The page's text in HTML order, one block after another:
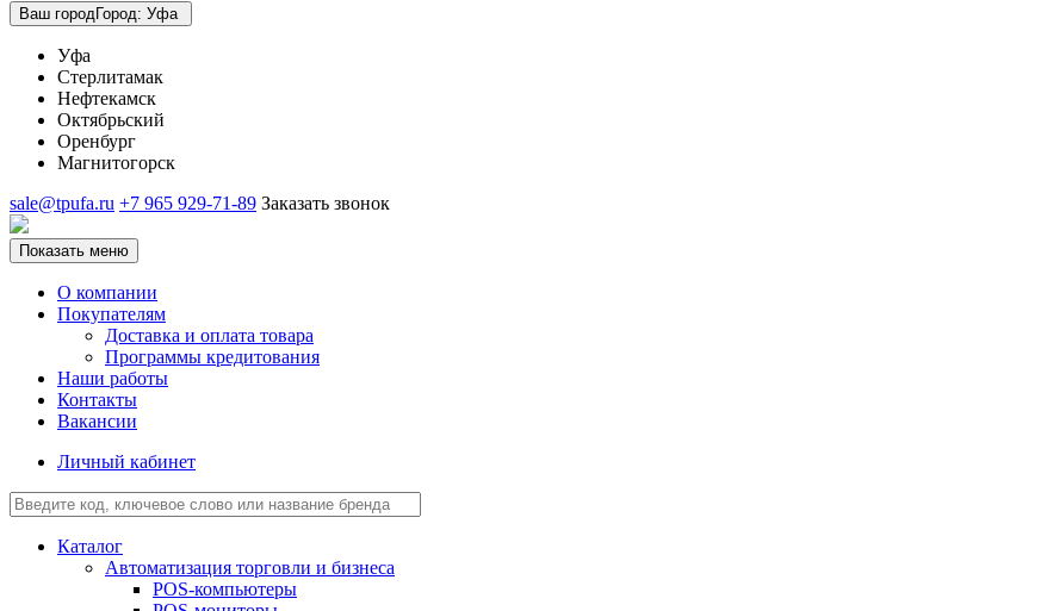
Ваш городГород: Уфа
Уфа
Стерлитамак
Нефтекамск
Октябрьский
Оренбург
Магнитогорск
sale@tpufa.ru +7 965 929-71-89 Заказать звонок
Показать меню
О компании
Покупателям
Доставка и оплата товара
Программы кредитования
Наши работы
Контакты
Вакансии
Личный кабинет
Каталог
Автоматизация торговли и бизнеса
POS-компьютеры